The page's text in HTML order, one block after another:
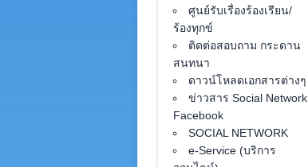
ศูนย์รับเรื่องร้องเรียน/
ร้องทุกข์
ติดต่อสอบถาม กระดาน
สนทนา
ดาวน์โหลดเอกสารต่างๆ
ข่าวสาร Social Network
Facebook
SOCIAL NETWORK
e-Service (บริการ